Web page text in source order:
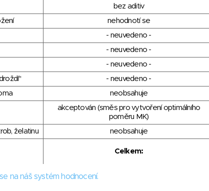
bez aditiv
nehodnotí se
- neuvedeno -
- neuvedeno -
- neuvedeno -
- neuvedeno -
neobsahuje
akceptován (směs pro vytvoření optimálního
poměru MK)
želatinu neobsahuje
Celkem:
na náš systém hodnocení.